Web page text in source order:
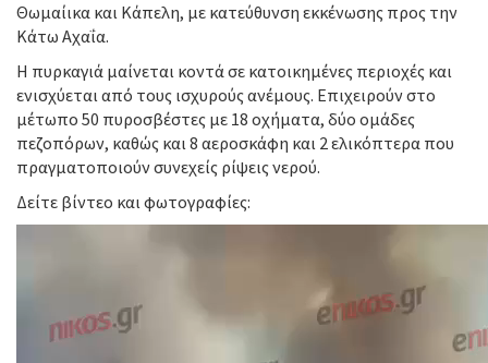
Θωμαίικα και Κάπελη, με κατεύθυνση εκκένωσης προς την
Κάτω Αχαΐα.
Η πυρκαγιά μαίνεται κοντά σε κατοικημένες περιοχές και
ενισχύεται από τους ισχυρούς ανέμους. Επιχειρούν στο
μέτωπο 50 πυροσβέστες με 18 οχήματα, δύο ομάδες
πεζοπόρων, καθώς και 8 αεροσκάφη και 2 ελικόπτερα που
πραγματοποιούν συνεχείς ρίψεις νερού.
Δείτε βίντεο και φωτογραφίες: